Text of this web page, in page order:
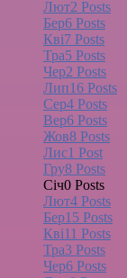
Лют2 Posts
Бер6 Posts
Кві7 Posts
Тра5 Posts
Чер2 Posts
Лип16 Posts
Сер4 Posts
Вер6 Posts
Жов8 Posts
Лис1 Post
Гру8 Posts
Січ0 Posts
Лют4 Posts
Бер15 Posts
Кві11 Posts
Тра3 Posts
Чер6 Posts